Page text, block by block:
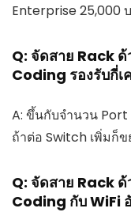
Enterprise 25,000
Q: จัดสาย Rack
Coding รองรับกี่เ
A: ขึ้นกับจำนวน Port
ถ้าต่อ Switch เพิ่มก็ข
Q: จัดสาย Rack
Coding กับ WiFi